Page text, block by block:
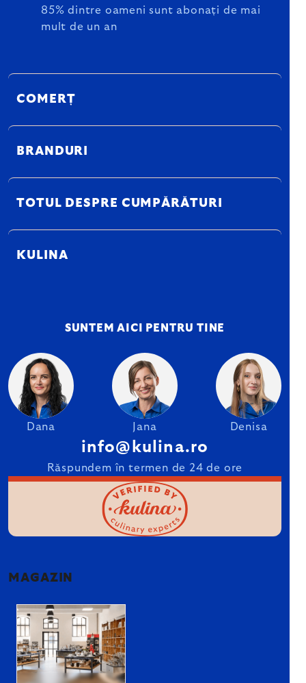
85% dintre oameni sunt abonați de mai
mult de un an
COMERȚ
BRANDURI
TOTUL DESPRE CUMPĂRĂTURI
KULINA
SUNTEM AICI PENTRU TINE
Dana Jana Denisa
info@kulina.ro
Răspundem în termen de 24 de ore
MAGAZIN